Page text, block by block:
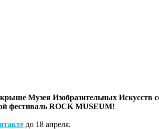
Музея Изобразительных Искусств
фестиваль ROCK MUSEUM!
до 18 апреля.